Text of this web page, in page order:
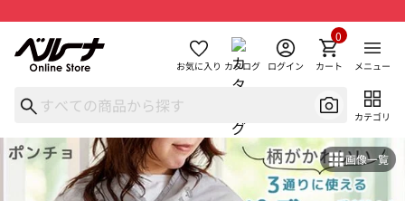
お気に入り カタログ ログイン カート
0
メニュー
カテゴリ
画像一覧